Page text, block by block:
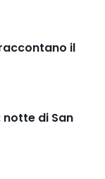
il
notte di San